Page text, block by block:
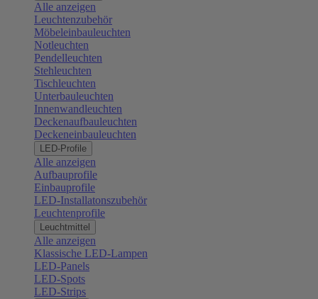
Alle anzeigen
Leuchtenzubehör
Möbeleinbauleuchten
Notleuchten
Pendelleuchten
Stehleuchten
Tischleuchten
Unterbauleuchten
Innenwandleuchten
Deckenaufbauleuchten
Deckeneinbauleuchten
LED-Profile
Alle anzeigen
Aufbauprofile
Einbauprofile
LED-Installatonszubehör
Leuchtenprofile
Leuchtmittel
Alle anzeigen
Klassische LED-Lampen
LED-Panels
LED-Spots
LED-Strips